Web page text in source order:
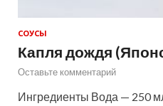
СОУСЫ
Капля дождя
Оставьте комментарий
Ингредиенты Вода — 250